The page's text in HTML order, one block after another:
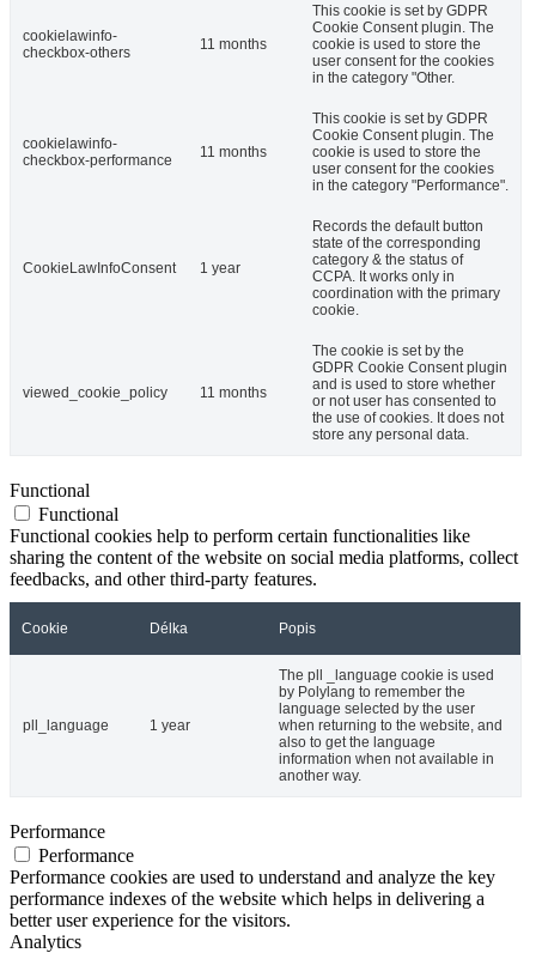
cookielawinfo-
checkbox-others
11 months
This cookie is set by GDPR
Cookie Consent plugin. The
cookie is used to store the
user consent for the cookies
in the category "Other.
cookielawinfo-
checkbox-performance
11 months
This cookie is set by GDPR
Cookie Consent plugin. The
cookie is used to store the
user consent for the cookies
in the category "Performance".
CookieLawInfoConsent 1 year
Records the default button
state of the corresponding
category & the status of
CCPA. It works only in
coordination with the primary
cookie.
viewed_cookie_policy 11 months
The cookie is set by the
GDPR Cookie Consent plugin
and is used to store whether
or not user has consented to
the use of cookies. It does not
store any personal data.
Functional
Functional
Functional cookies help to perform certain functionalities like
sharing the content of the website on social media platforms, collect
feedbacks, and other third-party features.
Cookie Délka Popis
pll_language 1 year
The pll _language cookie is used
by Polylang to remember the
language selected by the user
when returning to the website, and
also to get the language
information when not available in
another way.
Performance
Performance
Performance cookies are used to understand and analyze the key
performance indexes of the website which helps in delivering a
better user experience for the visitors.
Analytics